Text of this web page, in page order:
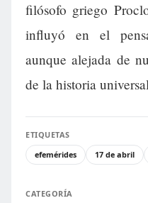
filósofo griego
influyó en el
aunque alejada de
de la historia
ETIQUETAS
efemérides
17 de abril
CATEGORÍA